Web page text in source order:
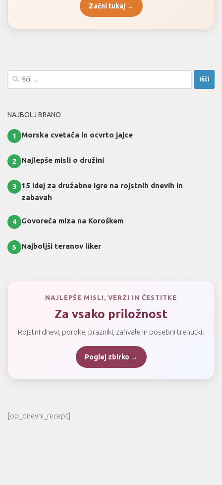
Začni tukaj →
Išči:
NAJBOLJ BRANO
1 Morska cvetača in ocvrto jajce
2 Najlepše misli o družini
3
15 idej za družabne igre na rojstnih dnevih in
zabavah
4 Govoreča miza na Koroškem
5 Najboljši teranov liker
NAJLEPŠE MISLI, VERZI IN ČESTITKE
Za vsako priložnost
Rojstni dnevi, poroke, prazniki, zahvale in posebni trenutki.
Poglej zbirko →
[op_dnevni_recept]